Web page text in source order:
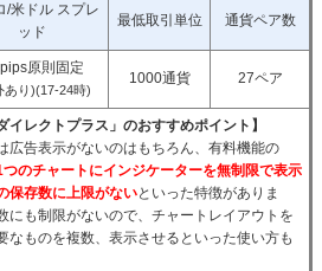
/米ドル スプレ
ッド
最低取引単位 通貨ペア数
原則固定
あり)(17-24時)
1000通貨 27ペア
イレクトプラス」のおすすめポイント】
広告表示がないのはもちろん、有料機能の
つのチャートにインジケーターを無制限で表示
保存数に上限がないといった特徴がありま
にも制限がないので、チャートレイアウトを
なものを複数、表示させるといった使い方も